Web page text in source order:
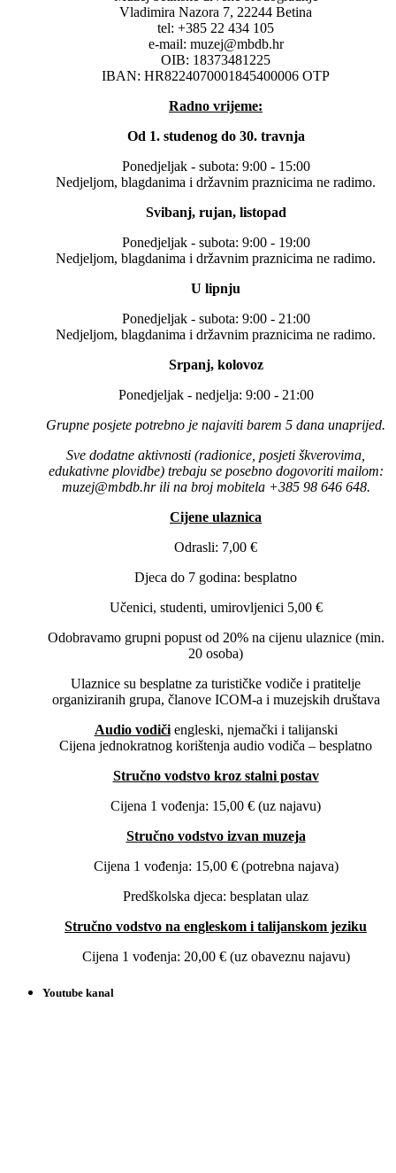
Vladimira Nazora 7, 22244 Betina
tel: +385 22 434 105
e-mail: muzej@mbdb.hr
OIB: 18373481225
IBAN: HR8224070001845400006 OTP
Radno vrijeme:
Od 1. studenog do 30. travnja
Ponedjeljak - subota: 9:00 - 15:00
Nedjeljom, blagdanima i državnim praznicima ne radimo.
Svibanj, rujan, listopad
Ponedjeljak - subota: 9:00 - 19:00
Nedjeljom, blagdanima i državnim praznicima ne radimo.
U lipnju
Ponedjeljak - subota: 9:00 - 21:00
Nedjeljom, blagdanima i državnim praznicima ne radimo.
Srpanj, kolovoz
Ponedjeljak - nedjelja: 9:00 - 21:00
Grupne posjete potrebno je najaviti barem 5 dana unaprijed.
Sve dodatne aktivnosti (radionice, posjeti škverovima,
edukativne plovidbe) trebaju se posebno dogovoriti mailom:
muzej@mbdb.hr ili na broj mobitela +385 98 646 648.
Cijene ulaznica
Odrasli: 7,00 €
Djeca do 7 godina: besplatno
Učenici, studenti, umirovljenici 5,00 €
Odobravamo grupni popust od 20% na cijenu ulaznice (min.
20 osoba)
Ulaznice su besplatne za turističke vodiče i pratitelje
organiziranih grupa, članove ICOM-a i muzejskih društava
Audio vodičiengleski, njemački i talijanski
Cijena jednokratnog korištenja audio vodiča – besplatno
Stručno vodstvo kroz stalni postav
Cijena 1 vođenja: 15,00 € (uz najavu)
Stručno vodstvo izvan muzeja
Cijena 1 vođenja: 15,00 € (potrebna najava)
Predškolska djeca: besplatan ulaz
Stručno vodstvo na engleskom i talijanskom jeziku
Cijena 1 vođenja: 20,00 € (uz obaveznu najavu)
Youtube kanal